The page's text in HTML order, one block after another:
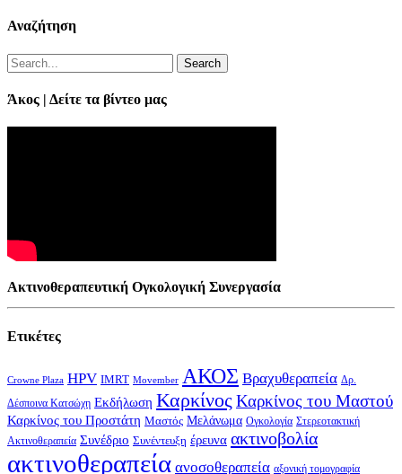
Αναζήτηση
Search
Άκος | Δείτε τα βίντεο μας
Ακτινοθεραπευτική Ογκολογική Συνεργασία
Ετικέτες
Crowne Plaza HPV IMRT Movember ΑΚΟΣ Βραχυθεραπεία Δρ.
Δέσποινα Κατσώχη Εκδήλωση Καρκίνος Καρκίνος του Μαστού
Καρκίνος του Προστάτη Μαστός Μελάνωμα Ογκολογία Στερεοτακτική
Ακτινοθεραπεία Συνέδριο Συνέντευξη έρευνα ακτινοβολία
ακτινοθεραπεία ανοσοθεραπεία αξονική τομογραφία